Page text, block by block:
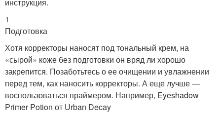
инструкция.
1
Подготовка
Хотя корректоры наносят под тональный крем, на
«сырой» коже без подготовки он вряд ли хорошо
закрепится. Позаботьтесь о ее очищении и увлажнении
перед тем, как наносить корректоры. А еще лучше —
воспользоваться праймером. Например, Eyeshadow
Primer Potion от Urban Decay